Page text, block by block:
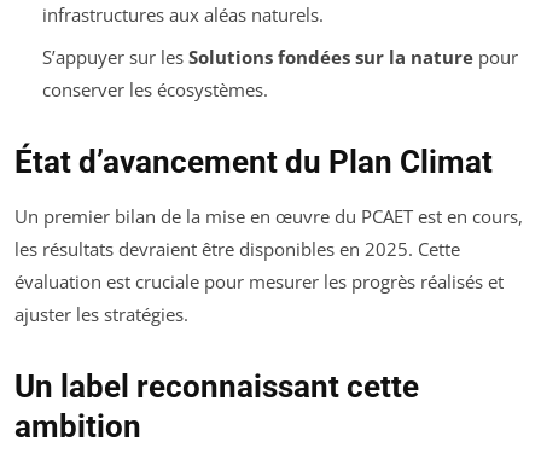
infrastructures aux aléas naturels.
S’appuyer sur les Solutions fondées sur la naturepour
conserver les écosystèmes.
État d’avancement du Plan Climat
Un premier bilan de la mise en œuvre du PCAET est en cours,
les résultats devraient être disponibles en 2025. Cette
évaluation est cruciale pour mesurer les progrès réalisés et
ajuster les stratégies.
Un label reconnaissant cette
ambition